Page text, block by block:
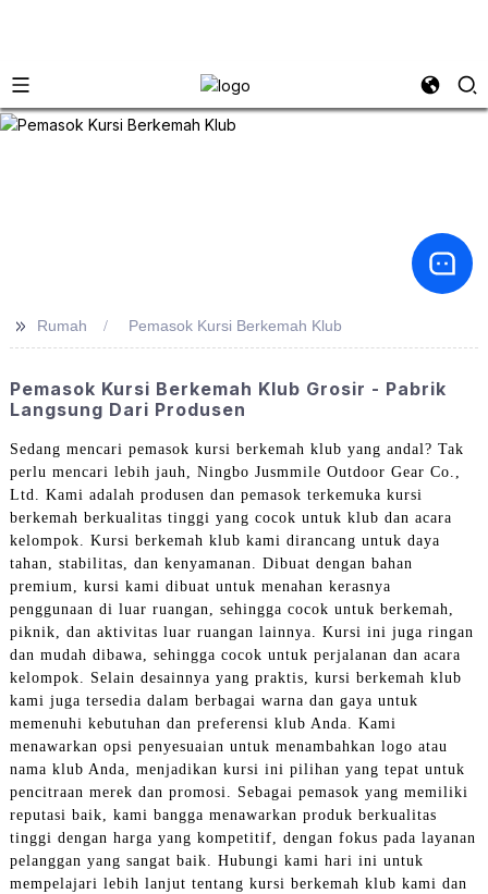
>> Rumah Pemasok Kursi Berkemah Klub
Pemasok Kursi Berkemah Klub Grosir - Pabrik
Langsung Dari Produsen
Sedang mencari pemasok kursi berkemah klub yang andal? Tak
perlu mencari lebih jauh, Ningbo Jusmmile Outdoor Gear Co.,
Ltd. Kami adalah produsen dan pemasok terkemuka kursi
berkemah berkualitas tinggi yang cocok untuk klub dan acara
kelompok. Kursi berkemah klub kami dirancang untuk daya
tahan, stabilitas, dan kenyamanan. Dibuat dengan bahan
premium, kursi kami dibuat untuk menahan kerasnya
penggunaan di luar ruangan, sehingga cocok untuk berkemah,
piknik, dan aktivitas luar ruangan lainnya. Kursi ini juga ringan
dan mudah dibawa, sehingga cocok untuk perjalanan dan acara
kelompok. Selain desainnya yang praktis, kursi berkemah klub
kami juga tersedia dalam berbagai warna dan gaya untuk
memenuhi kebutuhan dan preferensi klub Anda. Kami
menawarkan opsi penyesuaian untuk menambahkan logo atau
nama klub Anda, menjadikan kursi ini pilihan yang tepat untuk
pencitraan merek dan promosi. Sebagai pemasok yang memiliki
reputasi baik, kami bangga menawarkan produk berkualitas
tinggi dengan harga yang kompetitif, dengan fokus pada layanan
pelanggan yang sangat baik. Hubungi kami hari ini untuk
mempelajari lebih lanjut tentang kursi berkemah klub kami dan